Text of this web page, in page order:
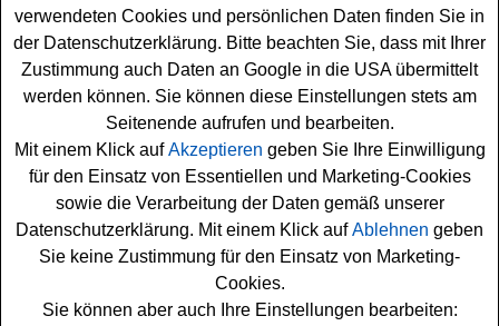
Ein kostenloses Welt Gewinnspiel - das große Welt am
Sonntag Sommer-Rätsel 2025 für alle Gewinner, die gern
TolleTechnikoder schönen Urlaub gewinnen möchten.
Welt verlost bei diesem Sommer-Rätsel schönen Urlaub
- zweimal einen traumhaften Hotelaufenthalt auf La
Gomera, in den Dolomiten und in Zell am See. Neben
dem tollenUrlaubwarten noch drei hochwertige Teufel
Lautsprecher auf glückliche Gewinner.
Falls Sie bei dem Welt Gewinnspiel mitmachen möchten,
müssen Sie das kleine Sommer-Rätsel knacken und
können danach Ihre Daten eingeben. Vielleicht haben
verwendeten Cookies und persönlichen Daten finden Sie in
der Datenschutzerklärung. Bitte beachten Sie, dass mit Ihrer
Zustimmung auch Daten an Google in die USA übermittelt
werden können. Sie können diese Einstellungen stets am
Seitenende aufrufen und bearbeiten.
Mit einem Klick aufAkzeptieren geben Sie Ihre Einwilligung
für den Einsatz von Essentiellen und Marketing-Cookies
sowie die Verarbeitung der Daten gemäß unserer
Datenschutzerklärung. Mit einem Klick aufAblehnen geben
Sie keine Zustimmung für den Einsatz von Marketing-
Cookies.
Sie können aber auch Ihre Einstellungen bearbeiten: